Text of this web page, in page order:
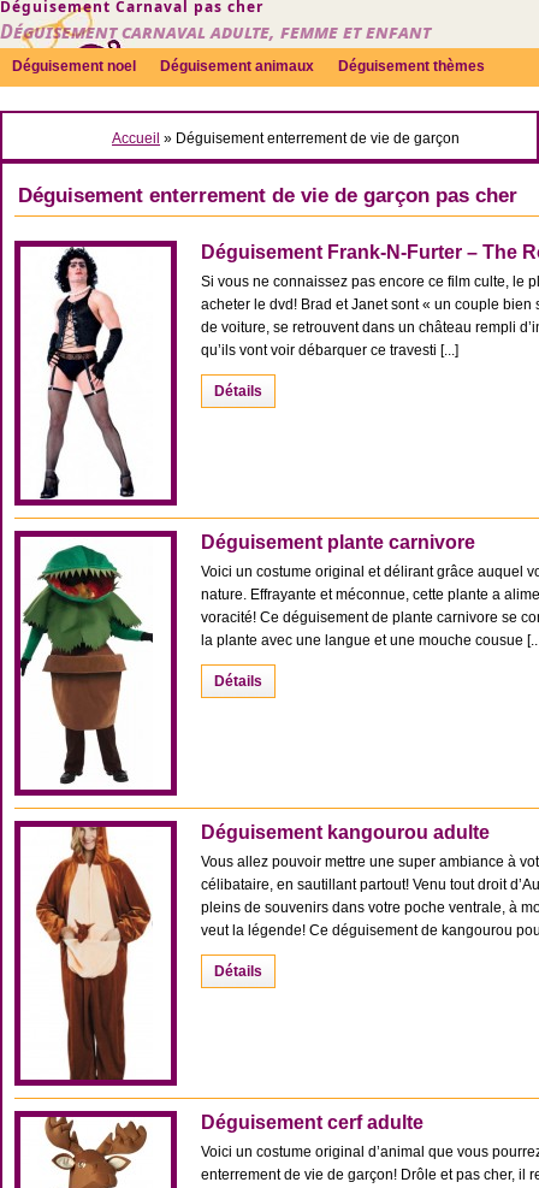
Déguisement Carnaval pas cher
Déguisement carnaval adulte, femme et enfant
Déguisement noel Déguisement animaux Déguisement thèmes
Sexy Déguisement couple Déguisements par genre Idées
Accueil » Déguisement enterrement de vie de garçon
Déguisement enterrement de vie de garçon pas cher
Déguisement Frank-N-Furter – The
Si vous ne connaissez pas encore ce film culte, le
acheter le dvd! Brad et Janet sont « un couple
de voiture, se retrouvent dans un château rempli
qu’ils vont voir débarquer ce travesti [...]
Détails
Déguisement plante carnivore
Voici un costume original et délirant grâce auquel
nature. Effrayante et méconnue, cette plante a
voracité! Ce déguisement de plante carnivore se
la plante avec une langue et une mouche cousue
Détails
Déguisement kangourou adulte
Vous allez pouvoir mettre une super ambiance à
célibataire, en sautillant partout! Venu tout droit
pleins de souvenirs dans votre poche ventrale, à
veut la légende! Ce déguisement de kangourou
Détails
Déguisement cerf adulte
Voici un costume original d’animal que vous
enterrement de vie de garçon! Drôle et pas cher, il